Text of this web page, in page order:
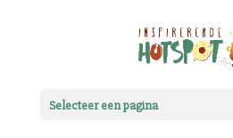
Selecteer een pagina